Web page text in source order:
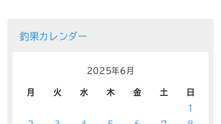
釣果カレンダー
2025年6月
月 火 水 木 金 土
日
1